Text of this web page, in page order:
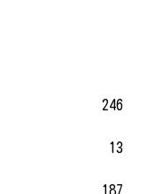
246
13
187